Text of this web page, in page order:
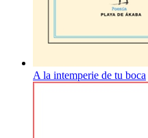
A la intemperie de tu boca